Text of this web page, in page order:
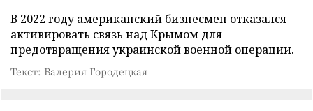
В 2022 году американский бизнесмен отказался
активировать связь над Крымом для
предотвращения украинской военной операции.
Текст: Валерия Городецкая